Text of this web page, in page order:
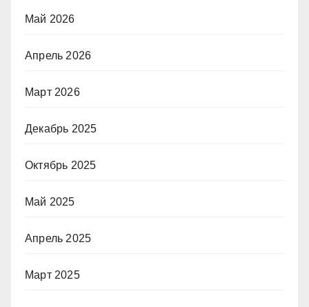
Май 2026
Апрель 2026
Март 2026
Декабрь 2025
Октябрь 2025
Май 2025
Апрель 2025
Март 2025